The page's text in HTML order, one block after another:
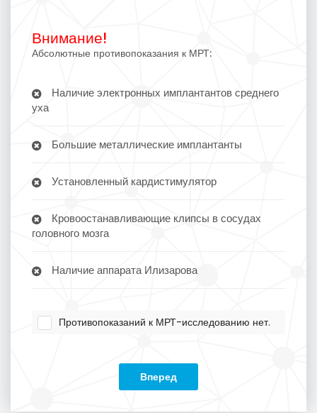
Внимание!
Абсолютные противопоказания к МРТ:
Наличие электронных имплантантов среднего
уха
Большие металлические имплантанты
Установленный кардистимулятор
Кровоостанавливающие клипсы в сосудах
головного мозга
Наличие аппарата Илизарова
Противопоказаний к МРТ-исследованию нет.
Вперед